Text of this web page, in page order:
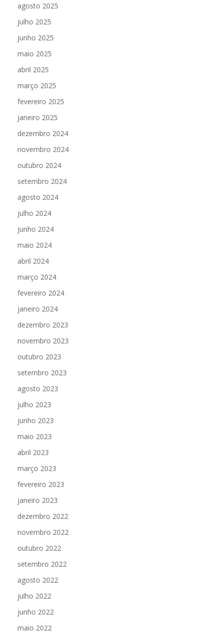
agosto 2025
julho 2025
junho 2025
maio 2025
abril 2025
março 2025
fevereiro 2025
janeiro 2025
dezembro 2024
novembro 2024
outubro 2024
setembro 2024
agosto 2024
julho 2024
junho 2024
maio 2024
abril 2024
março 2024
fevereiro 2024
janeiro 2024
dezembro 2023
novembro 2023
outubro 2023
setembro 2023
agosto 2023
julho 2023
junho 2023
maio 2023
abril 2023
março 2023
fevereiro 2023
janeiro 2023
dezembro 2022
novembro 2022
outubro 2022
setembro 2022
agosto 2022
julho 2022
junho 2022
maio 2022